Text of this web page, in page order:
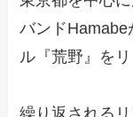
バンド
ル『荒野』をリ